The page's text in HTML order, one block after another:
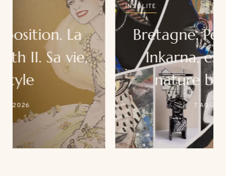
Bretagne. Perros-Guirec.
Inkarna, esprits de la
nature by Séb. Un
événement unique au
cœur de la thalasso Roz
Marine
7 AOÛT 2025